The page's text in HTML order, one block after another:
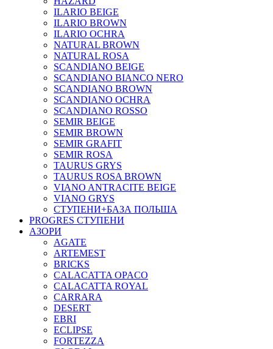
ILARIO BEIGE
ILARIO BROWN
ILARIO OCHRA
NATURAL BROWN
NATURAL ROSA
SCANDIANO BEIGE
SCANDIANO BIANCO NERO
SCANDIANO BROWN
SCANDIANO OCHRA
SCANDIANO ROSSO
SEMIR BEIGE
SEMIR BROWN
SEMIR GRAFIT
SEMIR ROSA
TAURUS GRYS
TAURUS ROSA BROWN
VIANO ANTRACITE BEIGE
VIANO GRYS
СТУПЕНИ+БАЗА ПОЛЬША
PROGRES СТУПЕНИ
АЗОРИ
AGATE
ARTEMEST
BRICKS
CALACATTA OPACO
CALACATTA ROYAL
CARRARA
DESERT
EBRI
ECLIPSE
FORTEZZA